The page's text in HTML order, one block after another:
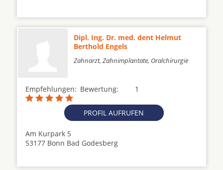
Dipl. Ing. Dr. med. dent Helmut
Berthold Engels
Zahnarzt, Zahnimplantate, Oralchirurgie
Empfehlungen: 1
Bewertung:
PROFIL AUFRUFEN
Am Kurpark 5
53177 Bonn Bad Godesberg